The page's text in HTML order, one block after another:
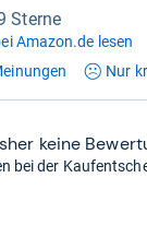
Sterne
Amazon.de lesen
Nur
keine
bei der